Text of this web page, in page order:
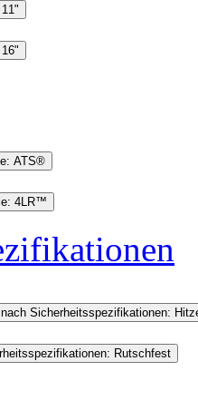
ATS®
4LR™
Sicherheitsspezifikationen:
Rutschfest